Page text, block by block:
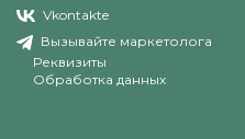
Vkontakte
Вызывайте маркетолога
Реквизиты
Обработка данных